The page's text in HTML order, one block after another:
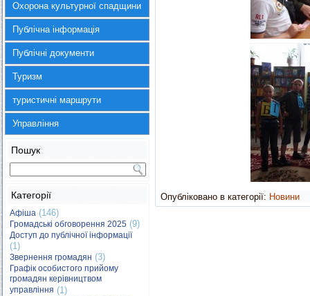
Охорона культурної спадщини
Публічна інформація
Публічні документи
Туризм
туристичні маршрути
Управління
Пошук
Категорії
Афіша (146)
Громадські обговорення 2025 (9)
Доступ до публічної інформації
(1)
Звернення громадян (3)
Графік особистого прийому
громадян керівництвом
управління (1)
Опубліковано в категорії: Новини